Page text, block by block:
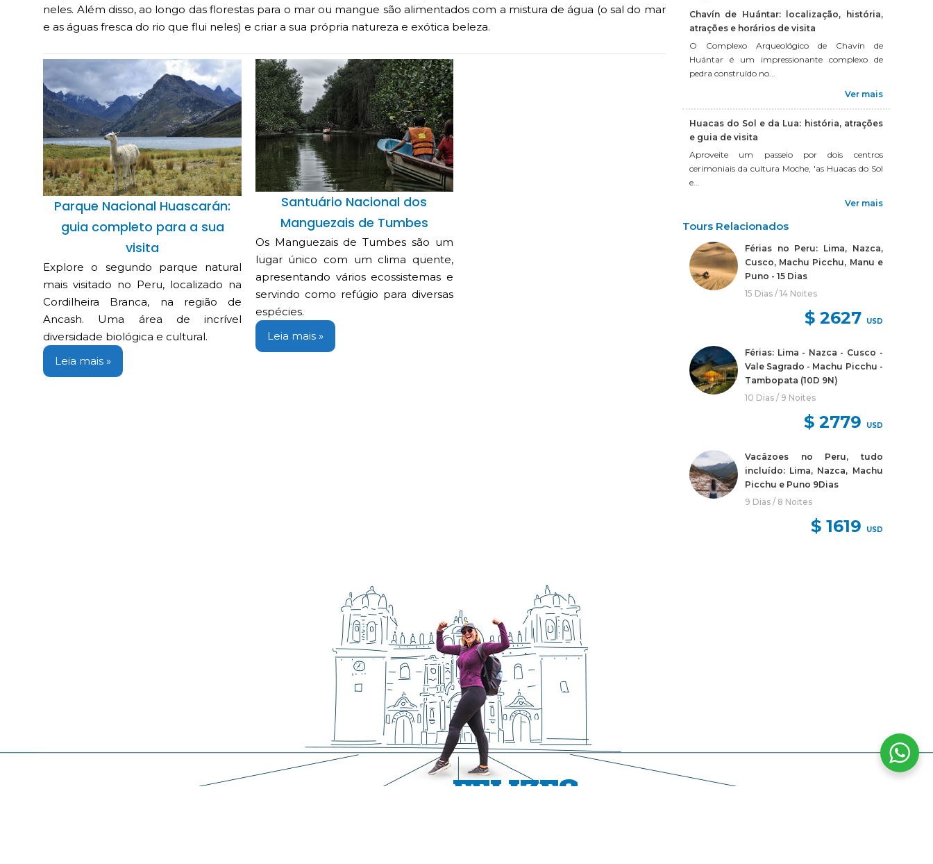
neles. Além disso, ao longo das florestas para o mar ou mangue são alimentados com a mistura de água (o sal do mar
e as águas fresca do rio que flui neles) e criar a sua própria natureza e exótica beleza.
Parque Nacional Huascarán:
guia completo para a sua
visita
Explore o segundo parque natural
mais visitado no Peru, localizado na
Cordilheira Branca, na região de
Ancash. Uma área de incrível
diversidade biológica e cultural.
Leia mais »
Santuário Nacional dos
Manguezais de Tumbes
Os Manguezais de Tumbes são um
lugar único com um clima quente,
apresentando vários ecossistemas e
servindo como refúgio para diversas
espécies.
Leia mais »
Chavín de Huántar: localização, história,
atrações e horários de visita
O Complexo Arqueológico de Chavín de
Huántar é um impressionante complexo de
pedra construído no...
Ver mais
Huacas do Sol e da Lua: história, atrações
e guia de visita
Aproveite um passeio por dois centros
cerimoniais da cultura Moche, 'as Huacas do Sol
e...
Ver mais
Tours Relacionados
Férias no Peru: Lima, Nazca,
Cusco, Machu Picchu, Manu e
Puno - 15 Dias
15 Dias / 14 Noites
$ 2627 USD
Férias: Lima - Nazca - Cusco -
Vale Sagrado - Machu Picchu -
Tambopata (10D 9N)
10 Dias / 9 Noites
$ 2779 USD
Vacâzoes no Peru, tudo
incluído: Lima, Nazca, Machu
Picchu e Puno 9Dias
9 Dias / 8 Noites
$ 1619 USD
FELIZES